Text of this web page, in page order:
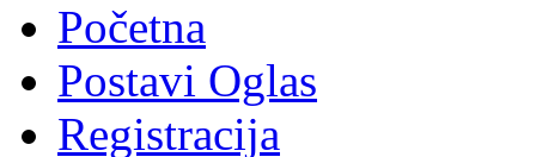
Početna
Postavi Oglas
Registracija